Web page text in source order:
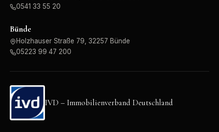
0541 33 55 20
Bünde
Holzhauser Straße 79, 32257 Bünde
05223 99 47 200
IVD – Immobilienverband Deutschland